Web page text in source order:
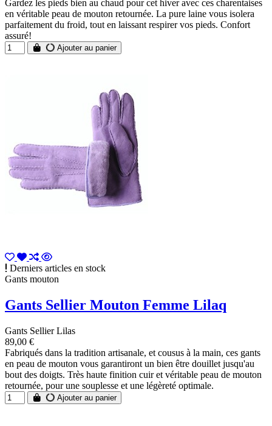
Gardez les pieds bien au chaud pour cet hiver avec ces charentaises
en véritable peau de mouton retournée. La pure laine vous isolera
parfaitement du froid, tout en laissant respirer vos pieds. Confort
assuré!
Ajouter au panier
Derniers articles en stock
Gants mouton
Gants Sellier Mouton Femme Lilaq
Gants Sellier Lilas
89,00 €
Fabriqués dans la tradition artisanale, et cousus à la main, ces gants
en peau de mouton vous garantiront un bien être douillet jusqu'au
bout des doigts. Très haute finition cuir et véritable peau de mouton
retournée, pour une souplesse et une légèreté optimale.
Ajouter au panier